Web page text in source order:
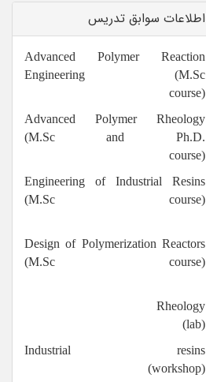
اطلاعات سوابق تدریس
Advanced Polymer Reaction
Engineering (M.Sc
course)
Advanced Polymer Rheology
(M.Sc and Ph.D.
course)
Engineering of Industrial Resins
(M.Sc course)
Design of Polymerization Reactors
(M.Sc course)
Rheology
(lab)
Industrial resins